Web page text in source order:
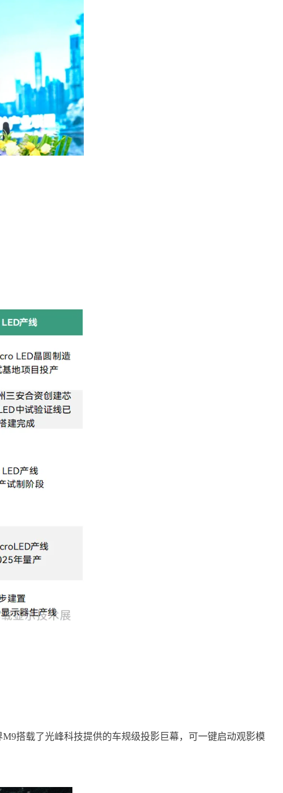
搭载了光峰科技提供的车规级投影巨幕，可一键启动观影模